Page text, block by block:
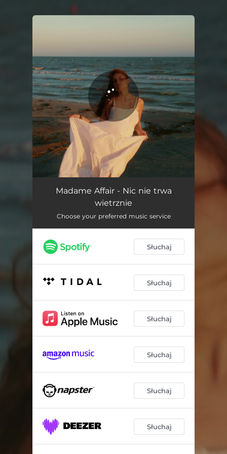
Nic nie trwa wietrznie 03:16
Madame Affair - Nic nie trwa
wietrznie
Choose your preferred music service
Słuchaj
Słuchaj
Słuchaj
Słuchaj
Słuchaj
Słuchaj